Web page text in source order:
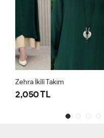
Zehra İkili Takım
2,050 TL